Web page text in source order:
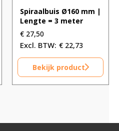
Spiraalbuis Ø160 mm |
Lengte = 3 meter
€ 27,50
€ 22,73
Bekijk product